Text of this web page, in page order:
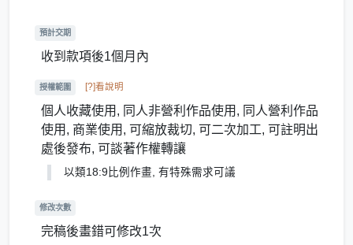
預計交期
收到款項後1個月內
授權範圍 [?]看說明
個人收藏使用, 同人非營利作品使用, 同人營利作品
使用, 商業使用, 可縮放裁切, 可二次加工, 可註明出
處後發布, 可談著作權轉讓
以類18:9比例作畫, 有特殊需求可議
修改次數
完稿後畫錯可修改1次